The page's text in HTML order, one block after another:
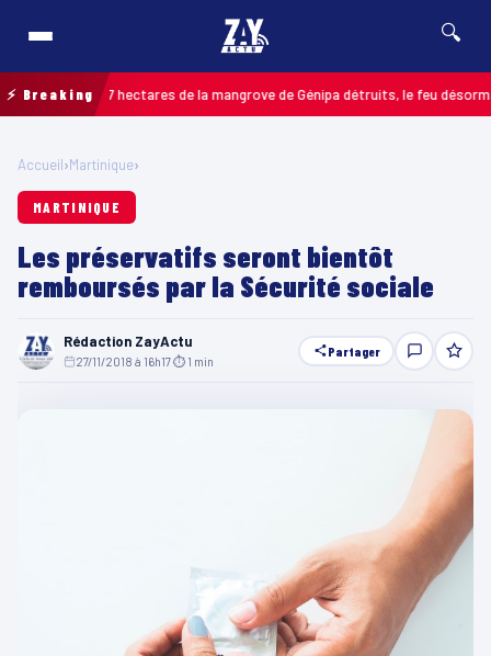
🔍
⚡ Breaking
: jusqu’à 7 hectares de la mangrove de Génipa détruits, le feu désormais
Accueil›Martinique›
MARTINIQUE
Les préservatifs seront bientôt
remboursés par la Sécurité sociale
Rédaction ZayActu
27/11/2018 à 16h17⏱ 1 min
Partager